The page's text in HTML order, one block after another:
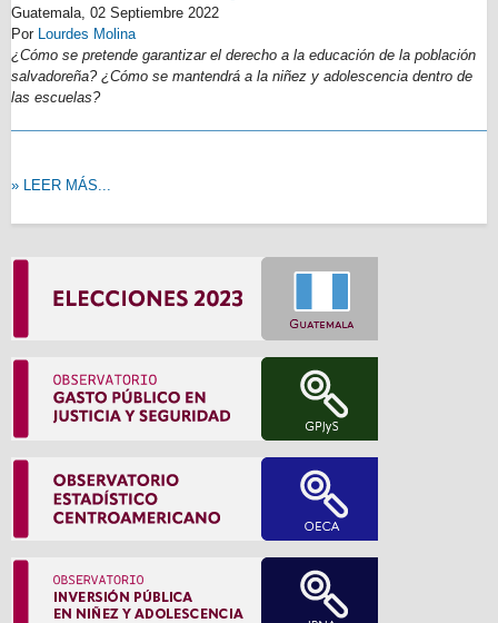
Guatemala, 02 Septiembre 2022
Por Lourdes Molina
¿Cómo se pretende garantizar el derecho a la educación de la población
salvadoreña? ¿Cómo se mantendrá a la niñez y adolescencia dentro de
las escuelas?
» LEER MÁS...